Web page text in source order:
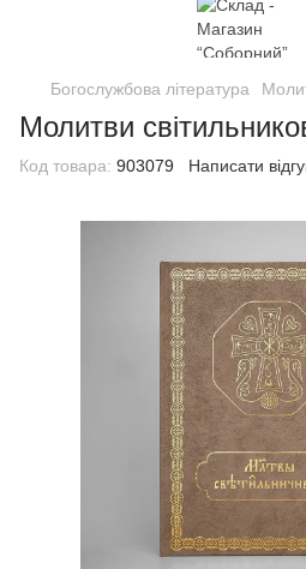
Богослужбова література
Молитви
Код товара: 903079 Написати